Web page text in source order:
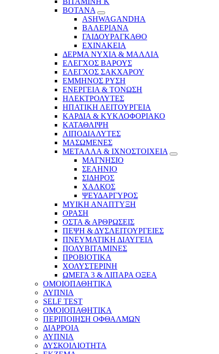
ΒΟΤΑΝΑ
ASHWAGANDHA
ΒΑΛΕΡΙΑΝΑ
ΓΑΙΔΟΥΡΑΓΚΑΘΟ
ΕΧΙΝΑΚΕΙΑ
ΔΕΡΜΑ ΝΥΧΙΑ & ΜΑΛΛΙΑ
ΕΛΕΓΧΟΣ ΒΑΡΟΥΣ
ΕΛΕΓΧΟΣ ΣΑΚΧΑΡΟΥ
ΕΜΜΗΝΟΣ ΡΥΣΗ
ΕΝΕΡΓΕΙΑ & ΤΟΝΩΣΗ
ΗΛΕΚΤΡΟΛΥΤΕΣ
ΗΠΑΤΙΚΗ ΛΕΙΤΟΥΡΓΕΙΑ
ΚΑΡΔΙΑ & ΚΥΚΛΟΦΟΡΙΑΚΟ
ΚΑΤΑΘΛΙΨΗ
ΛΙΠΟΔΙΑΛΥΤΕΣ
ΜΑΣΩΜΕΝΕΣ
ΜΕΤΑΛΛΑ & ΙΧΝΟΣΤΟΙΧΕΙΑ
ΜΑΓΝΗΣΙΟ
ΣΕΛΗΝΙΟ
ΣΙΔΗΡΟΣ
ΧΑΛΚΟΣ
ΨΕΥΔΑΡΓΥΡΟΣ
ΜΥΙΚΗ ΑΝΑΠΤΥΞΗ
ΟΡΑΣΗ
ΟΣΤΑ & ΑΡΘΡΩΣΕΙΣ
ΠΕΨΗ & ΔΥΣΛΕΙΤΟΥΡΓΕΙΕΣ
ΠΝΕΥΜΑΤΙΚΗ ΔΙΑΥΓΕΙΑ
ΠΟΛΥΒΙΤΑΜΙΝΕΣ
ΠΡΟΒΙΟΤΙΚΑ
ΧΟΛΥΣΤΕΡΙΝΗ
ΩΜΕΓΑ 3 & ΛΙΠΑΡΑ ΟΞΕΑ
ΟΜΟΙΟΠΑΘΗΤΙΚΑ
ΑΥΠΝΙΑ
SELF TEST
ΟΜΟΙΟΠΑΘΗΤΙΚΑ
ΠΕΡΙΠΟΙΗΣΗ ΟΦΘΑΛΜΩΝ
ΔΙΑΡΡΟΙΑ
ΑΥΠΝΙΑ
ΔΥΣΚΟΙΛΙΟΤΗΤΑ